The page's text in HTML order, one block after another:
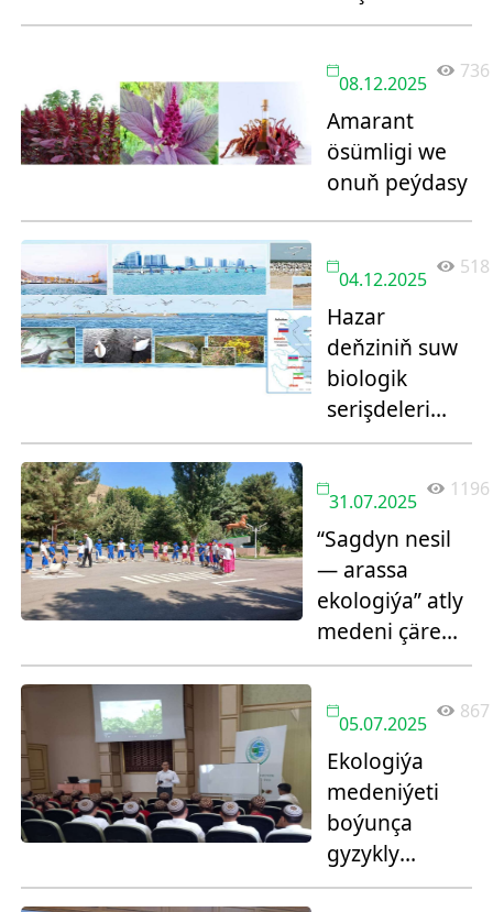
mümkinçilikleri
08.12.2025
736
Amarant
ösümligi we
onuň peýdasy
04.12.2025
518
Hazar
deňziniň suw
biologik
serişdeleri
üns
31.07.2025
1196
“Sagdyn nesil
— arassa
ekologiýa” atly
medeni çäre
geçirildi
05.07.2025
867
Ekologiýa
medeniýeti
boýunça
gyzykly
oýunly